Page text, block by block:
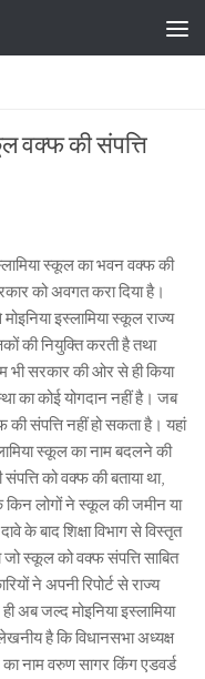
वक्फ की संपत्ति
स्कूल का भवन वक्फ की
को अवगत करा दिया है।
इस्लामिया स्कूल राज्य
की नियुक्ति करती है तथा
सरकार की ओर से ही किया
का कोई योगदान नहीं है। जब
संपत्ति नहीं हो सकता है। यहां
स्कूल का नाम बदलने की
को वक्फ की बताया था,
किन लोगों ने स्कूल की जमीन या
के बाद शिक्षा विभाग से विस्तृत
स्कूल को वक्फ संपत्ति साबित
ने अपनी रिपोर्ट से राज्य
अब जल्द मोइनिया इस्लामिया
है कि विधानसभा अध्यक्ष
नाम वरुण सागर किंग एडवर्ड